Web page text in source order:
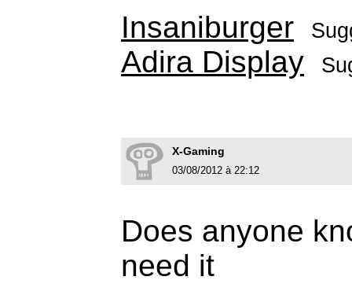
Insaniburger
Adira Display
X-Gaming
03/08/2012 à 22:12
Does anyone
need it